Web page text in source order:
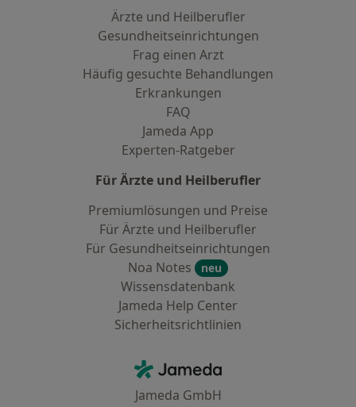
Ärzte und Heilberufler
Gesundheitseinrichtungen
Frag einen Arzt
Häufig gesuchte Behandlungen
Erkrankungen
FAQ
Jameda App
Experten-Ratgeber
Für Ärzte und Heilberufler
Premiumlösungen und Preise
Für Ärzte und Heilberufler
Für Gesundheitseinrichtungen
Noa Notes
neu
Wissensdatenbank
Jameda Help Center
Sicherheitsrichtlinien
Jameda - Startseite
Jameda GmbH